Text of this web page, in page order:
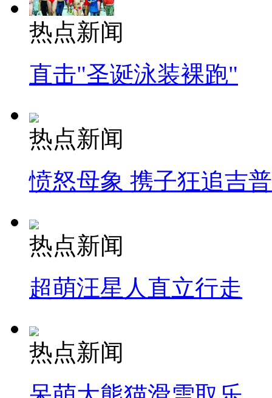
热点新闻
直击"圣诞泳装裸跑"
热点新闻
愤怒母象 携子狂追吉
热点新闻
超萌汪星人直立行走
热点新闻